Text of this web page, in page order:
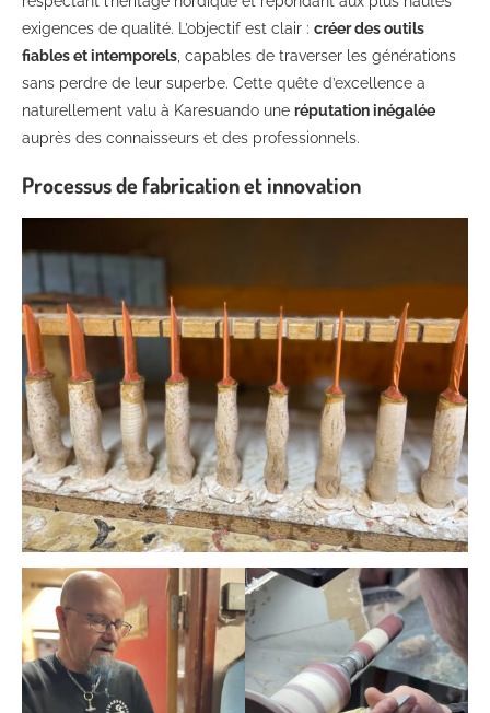
exigences de qualité. L’objectif est clair : créer des outils
fiables et intemporels , capables de traverser les générations
sans perdre de leur superbe. Cette quête d’excellence a
naturellement valu à Karesuando une réputation inégalée
auprès des connaisseurs et des professionnels.
Processus de fabrication et innovation